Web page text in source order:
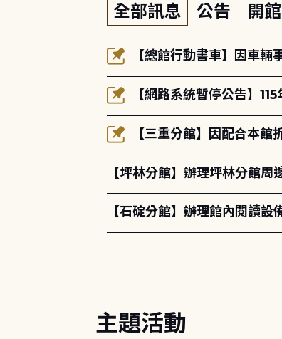
全部訊息 公告 開
【總館行動書車】因車
【網路系統暫停公告】
【三重分館】因配合本館
【坪林分館】辦理坪林分館
【石碇分館】辦理館內閱讀
主題活動